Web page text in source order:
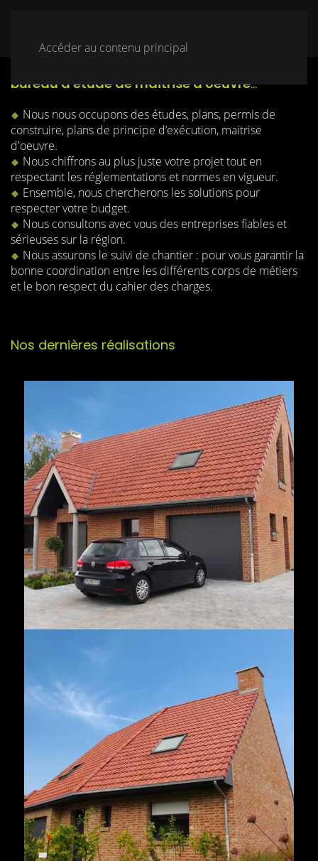
Accéder au contenu principal
bureau d'étude de maîtrise d'oeuvre...
Nous nous occupons des études, plans, permis de
construire, plans de principe d’exécution, maitrise
d'oeuvre.
Nous chiffrons au plus juste votre projet tout en
respectant les réglementations et normes en vigueur.
Ensemble, nous chercherons les solutions pour
respecter votre budget.
Nous consultons avec vous des entreprises fiables et
sérieuses sur la région.
Nous assurons le suivi de chantier : pour vous garantir la
bonne coordination entre les différents corps de métiers
et le bon respect du cahier des charges.
Nos dernières réalisations